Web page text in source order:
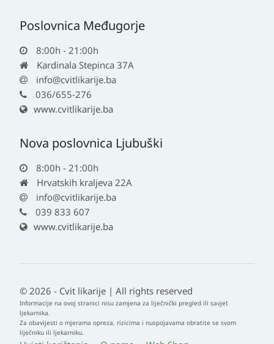
Poslovnica Međugorje
8:00h - 21:00h
Kardinala Stepinca 37A
info@cvitlikarije.ba
036/655-276
www.cvitlikarije.ba
Nova poslovnica Ljubuški
8:00h - 21:00h
Hrvatskih kraljeva 22A
info@cvitlikarije.ba
039 833 607
www.cvitlikarije.ba
© 2026 - Cvit likarije | All rights reserved
Informacije na ovoj stranici nisu zamjena za liječnički pregled ili savjet
ljekarnika.
Za obavijesti o mjerama opreza, rizicima i nuspojavama obratite se svom
liječniku ili ljekarniku.